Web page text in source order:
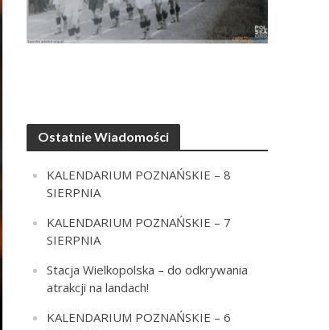
Ostatnie Wiadomości
KALENDARIUM POZNAŃSKIE – 8
SIERPNIA
KALENDARIUM POZNAŃSKIE – 7
SIERPNIA
Stacja Wielkopolska – do odkrywania
atrakcji na landach!
KALENDARIUM POZNAŃSKIE – 6